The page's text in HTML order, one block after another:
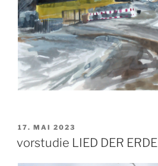
VERÖFFENTLICHT
17. MAI 2023
vorstudie LIED DER ERDE